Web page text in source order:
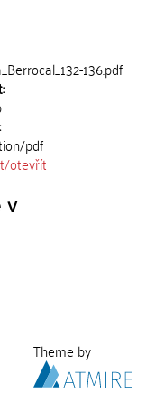
136.pdf
pdf
otevřít
v
Theme by